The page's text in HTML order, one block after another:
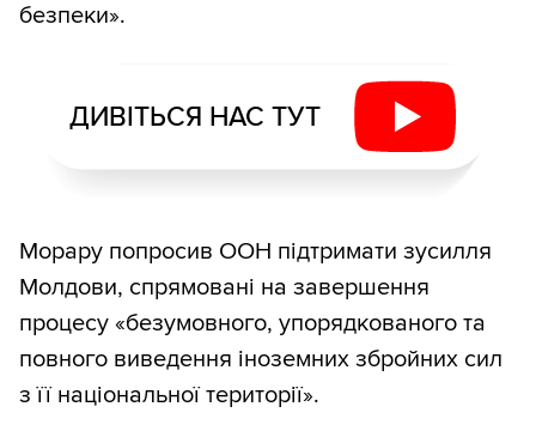
безпеки».
ДИВІТЬСЯ НАС ТУТ
Морару попросив ООН підтримати зусилля
Молдови, спрямовані на завершення
процесу «безумовного, упорядкованого та
повного виведення іноземних збройних сил
з її національної території».